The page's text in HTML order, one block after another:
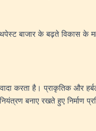
बाजार के बढ़ते विकास के
है। प्राकृतिक और हर्बल
बनाए रखते हुए निर्माण